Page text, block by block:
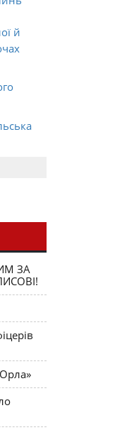
й
і
й
ЗА